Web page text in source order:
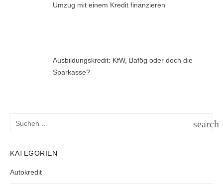
Umzug mit einem Kredit finanzieren
Ausbildungskredit: KfW, Bafög oder doch die
Sparkasse?
Suchen
search
KATEGORIEN
Autokredit